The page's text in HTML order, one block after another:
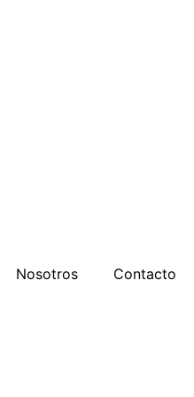
Nosotros
Contacto